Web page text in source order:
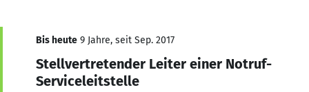
Bis heute 9 Jahre, seit Sep. 2017
Stellvertretender Leiter einer Notruf-
Serviceleitstelle